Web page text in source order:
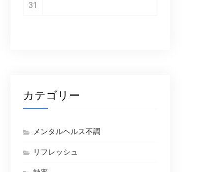
31
カテゴリー
メンタルヘルス不調
リフレッシュ